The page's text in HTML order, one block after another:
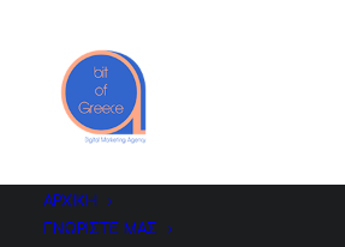
ΑΡΧΙΚΗ
ΓΝΩΡΙΣΤΕ ΜΑΣ